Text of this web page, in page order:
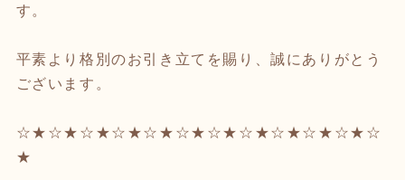
す。
平素より格別のお引き立てを賜り、誠にありがとう
ございます。
☆★☆★☆★☆★☆★☆★☆★☆★☆★☆★☆★☆
★